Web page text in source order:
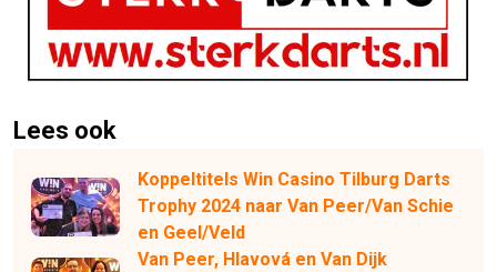
Lees ook
Koppeltitels Win Casino Tilburg Darts
Trophy 2024 naar Van Peer/Van Schie
en Geel/Veld
Van Peer, Hlavová en Van Dijk